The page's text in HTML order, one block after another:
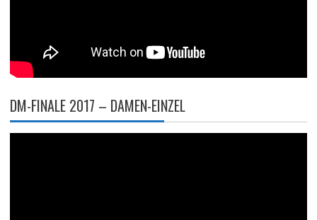
DM-FINALE 2017 – DAMEN-EINZEL